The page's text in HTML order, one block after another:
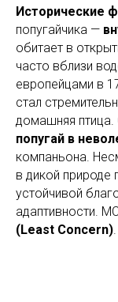
Исторические
попугайчика —
обитает в
часто вблизи
европейцами в
стал
домашняя птица.
попугай в
компаньона.
в дикой природе
устойчивой
адаптивности.
(Least Concern).